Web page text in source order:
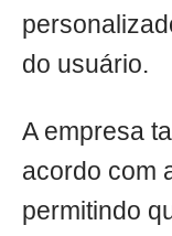
do usuário.
A empresa
acordo com
permitindo